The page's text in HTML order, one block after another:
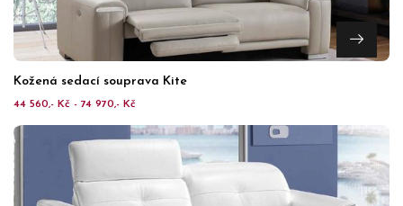
Kožená sedací souprava Kite
44 560,- Kč - 74 970,- Kč